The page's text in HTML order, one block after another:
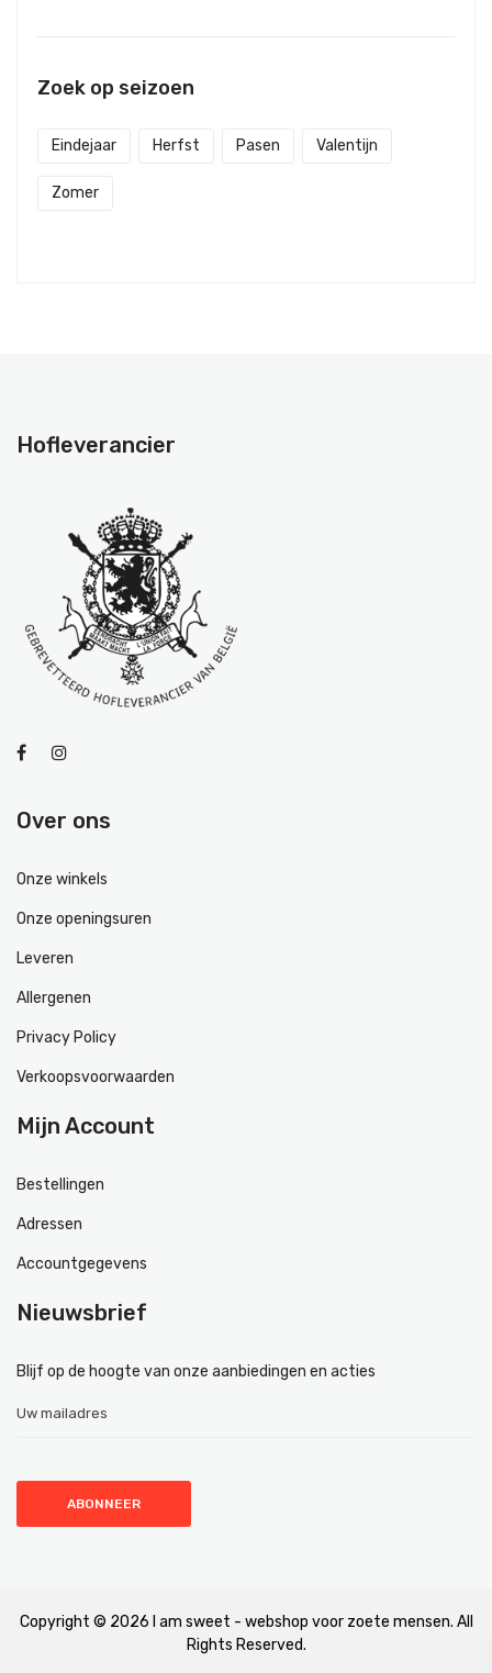
Zoek op seizoen
Eindejaar Herfst Pasen Valentijn
Zomer
Hofleverancier
Over ons
Onze winkels
Onze openingsuren
Leveren
Allergenen
Privacy Policy
Verkoopsvoorwaarden
Mijn Account
Bestellingen
Adressen
Accountgegevens
Nieuwsbrief
Blijf op de hoogte van onze aanbiedingen en acties
Copyright © 2026 I am sweet - webshop voor zoete mensen. All
Rights Reserved.